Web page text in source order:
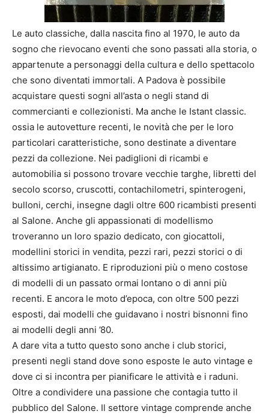
Le auto classiche, dalla nascita fino al 1970, le auto da
sogno che rievocano eventi che sono passati alla storia, o
appartenute a personaggi della cultura e dello spettacolo
che sono diventati immortali. A Padova è possibile
acquistare questi sogni all’asta o negli stand di
commercianti e collezionisti. Ma anche le Istant classic.
ossia le autovetture recenti, le novità che per le loro
particolari caratteristiche, sono destinate a diventare
pezzi da collezione. Nei padiglioni di ricambi e
automobilia si possono trovare vecchie targhe, libretti del
secolo scorso, cruscotti, contachilometri, spinterogeni,
bulloni, cerchi, insegne dagli oltre 600 ricambisti presenti
al Salone. Anche gli appassionati di modellismo
troveranno un loro spazio dedicato, con giocattoli,
modellini storici in vendita, pezzi rari, pezzi storici o di
altissimo artigianato. E riproduzioni più o meno costose
di modelli di un passato ormai lontano o di anni più
recenti. E ancora le moto d’epoca, con oltre 500 pezzi
esposti, dai modelli che guidavano i nostri bisnonni fino
ai modelli degli anni ’80.
A dare vita a tutto questo sono anche i club storici,
presenti negli stand dove sono esposte le auto vintage e
dove ci si incontra per pianificare le attività e i raduni.
Oltre a condividere una passione che contagia tutto il
pubblico del Salone. Il settore vintage comprende anche